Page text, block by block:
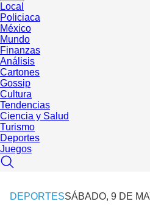
Local
Policiaca
México
Mundo
Finanzas
Análisis
Cartones
Gossip
Cultura
Tendencias
Ciencia y Salud
Turismo
Deportes
Juegos
DEPORTESSÁBADO, 9 DE